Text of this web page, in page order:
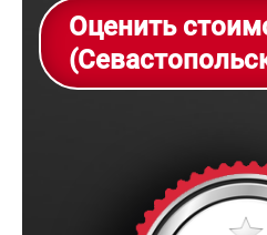
Оценить